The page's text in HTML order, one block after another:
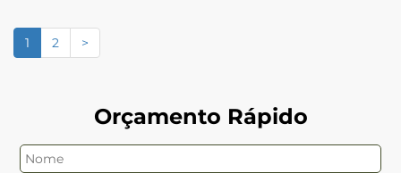
1 2 >
Orçamento Rápido